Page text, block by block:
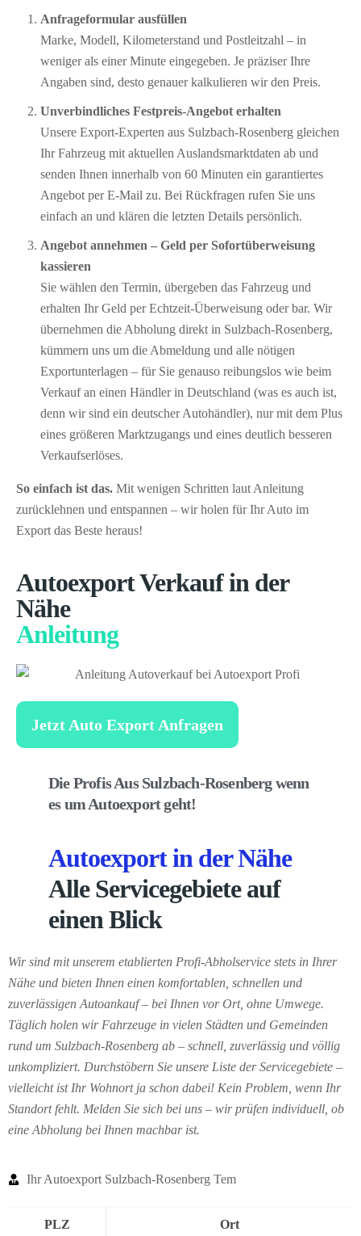
Anfrageformular ausfüllen
Marke, Modell, Kilometerstand und Postleitzahl – in
weniger als einer Minute eingegeben. Je präziser Ihre
Angaben sind, desto genauer kalkulieren wir den Preis.
Unverbindliches Festpreis-Angebot erhalten
Unsere Export-Experten aus Sulzbach-Rosenberg gleichen
Ihr Fahrzeug mit aktuellen Auslandsmarktdaten ab und
senden Ihnen innerhalb von 60 Minuten ein garantiertes
Angebot per E-Mail zu. Bei Rückfragen rufen Sie uns
einfach an und klären die letzten Details persönlich.
Angebot annehmen – Geld per Sofort­überweisung
kassieren
Sie wählen den Termin, übergeben das Fahrzeug und
erhalten Ihr Geld per Echtzeit-Überweisung oder bar. Wir
übernehmen die Abholung direkt in Sulzbach-Rosenberg,
kümmern uns um die Abmeldung und alle nötigen
Exportunterlagen – für Sie genauso reibungslos wie beim
Verkauf an einen Händler in Deutschland (was es auch ist,
denn wir sind ein deutscher Autohändler), nur mit dem Plus
eines größeren Marktzugangs und eines deutlich besseren
Verkaufserlöses.
So einfach ist das. Mit wenigen Schritten laut Anleitung
zurücklehnen und entspannen – wir holen für Ihr Auto im
Export das Beste heraus!
Autoexport Verkauf in der
Nähe
Anleitung
Jetzt Auto Export Anfragen
Die Profis Aus Sulzbach-Rosenberg wenn
es um Autoexport geht!
Autoexport in der Nähe
Alle Servicegebiete auf
einen Blick
Wir sind mit unserem etablierten Profi-Abholservice stets in Ihrer
Nähe und bieten Ihnen einen komfortablen, schnellen und
zuverlässigen Autoankauf – bei Ihnen vor Ort, ohne Umwege.
Täglich holen wir Fahrzeuge in vielen Städten und Gemeinden
rund um Sulzbach-Rosenberg ab – schnell, zuverlässig und völlig
unkompliziert. Durchstöbern Sie unsere Liste der Servicegebiete –
vielleicht ist Ihr Wohnort ja schon dabei! Kein Problem, wenn Ihr
Standort fehlt. Melden Sie sich bei uns – wir prüfen individuell, ob
eine Abholung bei Ihnen machbar ist.
Ihr Autoexport Sulzbach-Rosenberg Tem
PLZ Ort